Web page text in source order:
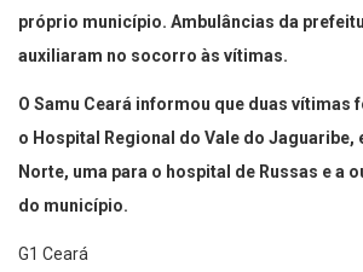
próprio município. Ambulâncias da
auxiliaram no socorro às vítimas.
O Samu Ceará informou que duas vítimas
o Hospital Regional do Vale do Jaguaribe,
Norte, uma para o hospital de Russas e a
do município.
G1 Ceará